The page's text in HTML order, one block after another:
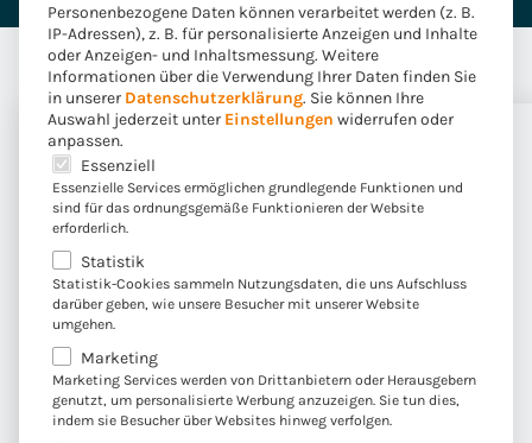
DieFunktionenvon SAP
Sustainability Footprint
Management
Verfügung, wenn Unternehmen sich für die SAP
Sustainability Lösung entscheiden:
Personenbezogene Daten können verarbeitet werden (z. B.
IP-Adressen), z. B. für personalisierte Anzeigen und Inhalte
oder Anzeigen- und Inhaltsmessung. Weitere
Informationen über die Verwendung Ihrer Daten finden Sie
in unserer Datenschutzerklärung. Sie können Ihre
Auswahl jederzeit unter Einstellungen widerrufen oder
anpassen.
Es folgt eine Liste der Service-Gruppen, für die eine
Essenziell
Essenzielle Services ermöglichen grundlegende Funktionen und
sind für das ordnungsgemäße Funktionieren der Website
erforderlich.
Statistik
Statistik-Cookies sammeln Nutzungsdaten, die uns Aufschluss
darüber geben, wie unsere Besucher mit unserer Website
umgehen.
Marketing
Marketing Services werden von Drittanbietern oder Herausgebern
genutzt, um personalisierte Werbung anzuzeigen. Sie tun dies,
indem sie Besucher über Websites hinweg verfolgen.